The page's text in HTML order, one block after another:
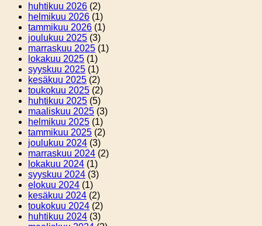
huhtikuu 2026 (2)
helmikuu 2026 (1)
tammikuu 2026 (1)
joulukuu 2025 (3)
marraskuu 2025 (1)
lokakuu 2025 (1)
syyskuu 2025 (1)
kesäkuu 2025 (2)
toukokuu 2025 (2)
huhtikuu 2025 (5)
maaliskuu 2025 (3)
helmikuu 2025 (1)
tammikuu 2025 (2)
joulukuu 2024 (3)
marraskuu 2024 (2)
lokakuu 2024 (1)
syyskuu 2024 (3)
elokuu 2024 (1)
kesäkuu 2024 (2)
toukokuu 2024 (2)
huhtikuu 2024 (3)